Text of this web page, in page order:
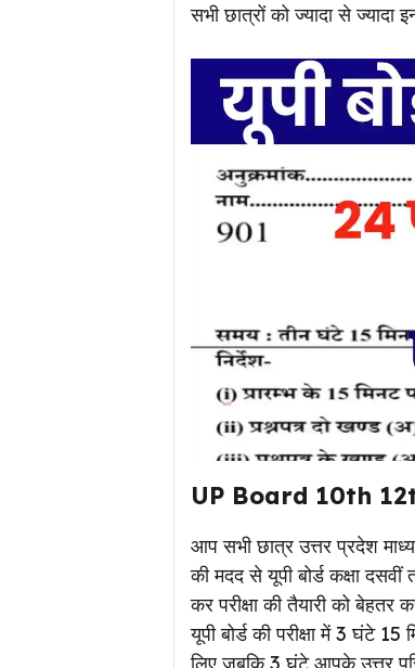
सभी छात्रों को ज्यादा से ज्यादा
UP Board 10th
आप सभी छात्र उत्तर प्रदेश
की मदद से यूपी बोर्ड कक्षा
कर परीक्षा की तैयारी को
यूपी बोर्ड की परीक्षा में 3 घंटे